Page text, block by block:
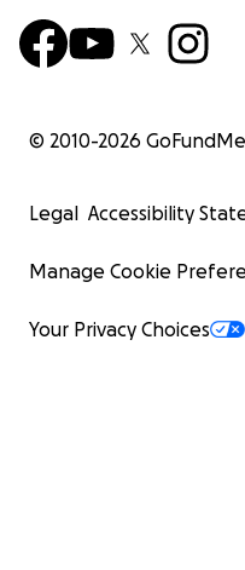
© 2010-2026 GoFundMe
Legal Accessibility
Manage Cookie
Your Privacy Choices